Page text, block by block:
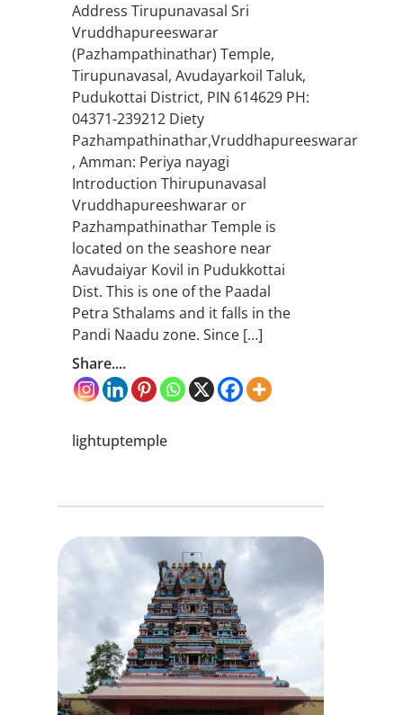
Address Tirupunavasal Sri
Vruddhapureeswarar
(Pazhampathinathar) Temple,
Tirupunavasal, Avudayarkoil Taluk,
Pudukottai District, PIN 614629 PH:
04371-239212 Diety
Pazhampathinathar,Vruddhapureeswarar
, Amman: Periya nayagi
Introduction Thirupunavasal
Vruddhapureeshwarar or
Pazhampathinathar Temple is
located on the seashore near
Aavudaiyar Kovil in Pudukkottai
Dist. This is one of the Paadal
Petra Sthalams and it falls in the
Pandi Naadu zone. Since […]
Share....
lightuptemple